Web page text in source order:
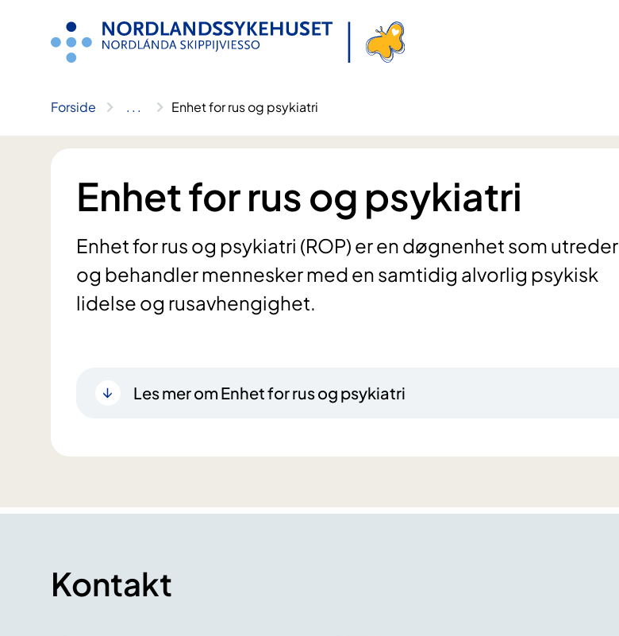
Forside .. . Enhet for rus og psykiatri
Enhet for rus og psykiatri
Enhet for rus og psykiatri (ROP) er en døgnenhet som utreder
og behandler mennesker med en samtidig alvorlig psykisk
lidelse og rusavhengighet.
Les mer om Enhet for rus og psykiatri
Kontakt